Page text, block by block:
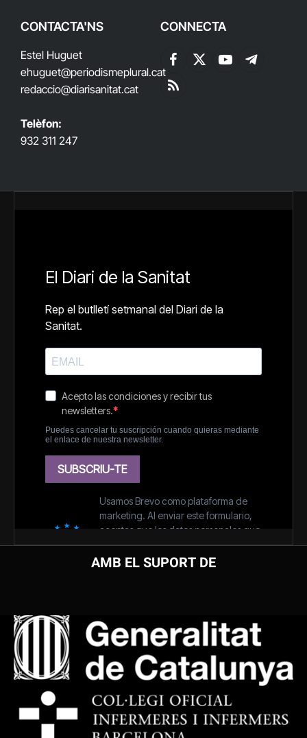
CONTACTA'NS
Estel Huguet
ehuguet@periodismeplural.cat
redaccio@diarisanitat.cat
Telèfon:
932 311 247
CONNECTA
Facebook
X
YouTubeTelegram
RSS
AMB EL SUPORT DE